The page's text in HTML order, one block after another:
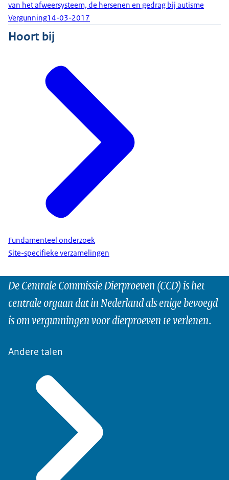
van het afweersysteem, de hersenen en gedrag bij autisme
Vergunning14-03-2017
Hoort bij
Fundamenteel onderzoek
Site-specifieke verzamelingen
De Centrale Commissie Dierproeven (CCD) is het
centrale orgaan dat in Nederland als enige bevoegd
is om vergunningen voor dierproeven te verlenen.
Andere talen